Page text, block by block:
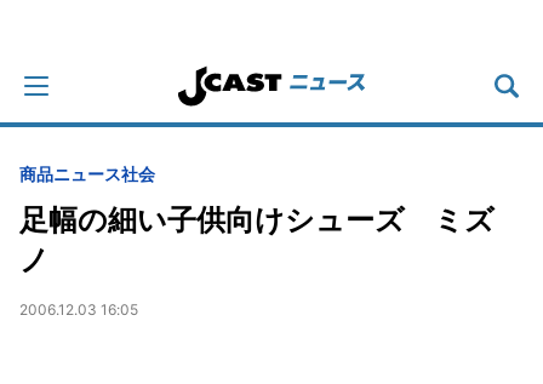
商品ニュース社会
足幅の細い子供向けシューズ ミズ
ノ
2006.12.03 16:05